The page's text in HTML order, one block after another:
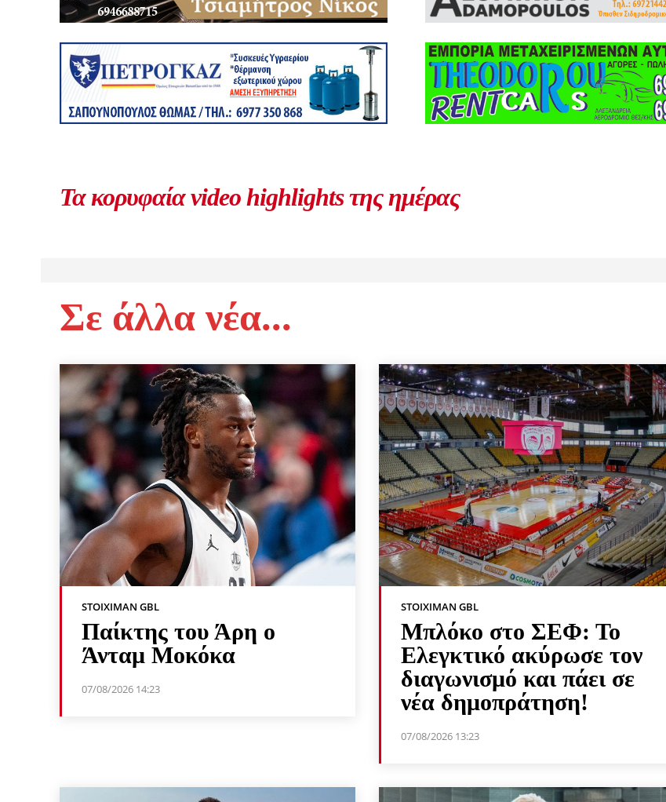
Τα κορυφαία video highlights της ημέρας
Σε άλλα νέα...
STOIXIMAN GBL
Παίκτης του Άρη ο
Άνταμ Μοκόκα
07/08/2026 14:23
STOIXIMAN GBL
Μπλόκο στο ΣΕΦ: Το
Ελεγκτικό ακύρωσε τον
διαγωνισμό και πάει σε
νέα δημοπράτηση!
07/08/2026 13:23